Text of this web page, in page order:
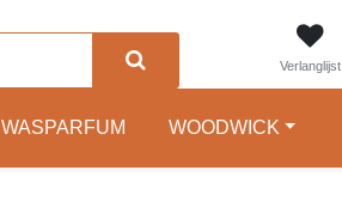
Verlanglijst
WASPARFUM WOODWICK